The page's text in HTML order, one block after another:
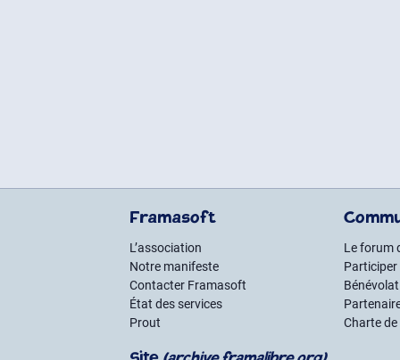
Framasoft
L’association
Notre manifeste
Contacter Framasoft
État des services
Prout
Le forum
Participer
Charte